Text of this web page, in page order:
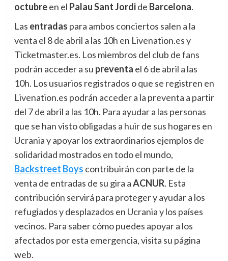
octubreen el Palau Sant Jordide Barcelona.
Las entradas para ambos conciertos salen a la
venta el 8 de abril a las 10h en Livenation.es y
Ticketmaster.es. Los miembros del club de fans
podrán acceder a su preventa el 6 de abril a las
10h. Los usuarios registrados o que se registren en
Livenation.es podrán acceder a la preventa a partir
del 7 de abril a las 10h. Para ayudar a las personas
que se han visto obligadas a huir de sus hogares en
Ucrania y apoyar los extraordinarios ejemplos de
solidaridad mostrados en todo el mundo,
Backstreet Boys contribuirán con parte de la
venta de entradas de su gira aACNUR. Esta
contribución servirá para proteger y ayudar a los
refugiados y desplazados en Ucrania y los países
vecinos. Para saber cómo puedes apoyar a los
afectados por esta emergencia, visita su página
web.